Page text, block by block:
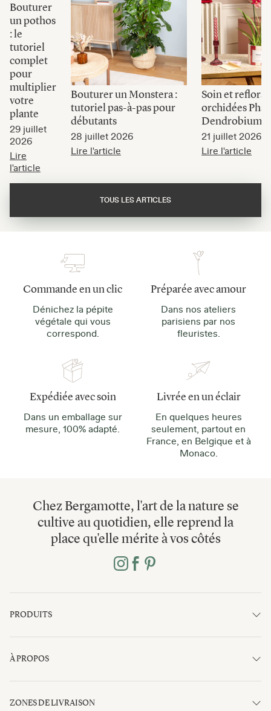
Bouturer
un pothos
: le
tutoriel
complet
pour
multiplier
votre
plante
29 juillet
2026
Lire
l'article
Bouturer un Monstera :
tutoriel pas-à-pas pour
débutants
28 juillet 2026
Lire l'article
Soin et
orchidées
Dendrobium,
21 juillet 2026
Lire l'article
TOUS LES ARTICLES
Commande en un clic
Dénichez la pépite
végétale qui vous
correspond.
Préparée avec amour
Dans nos ateliers
parisiens par nos
fleuristes.
Expédiée avec soin
Dans un emballage sur
mesure, 100% adapté.
Livrée en un éclair
En quelques heures
seulement, partout en
France, en Belgique et à
Monaco.
Chez Bergamotte, l'art de la nature se
cultive au quotidien, elle reprend la
place qu'elle mérite à vos côtés
PRODUITS
À PROPOS
ZONES DE LIVRAISON